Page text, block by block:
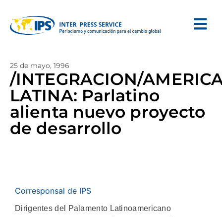
25 de mayo, 1996
/INTEGRACION/
LATINA: Parlatino
alienta nuevo proyecto
de desarrollo
Corresponsal de IPS
Dirigentes del Palamento Latinoamericano